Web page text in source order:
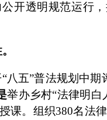
开透明规范运行
八五”普法规划中
举办乡村“法律明白
课。组织380名法